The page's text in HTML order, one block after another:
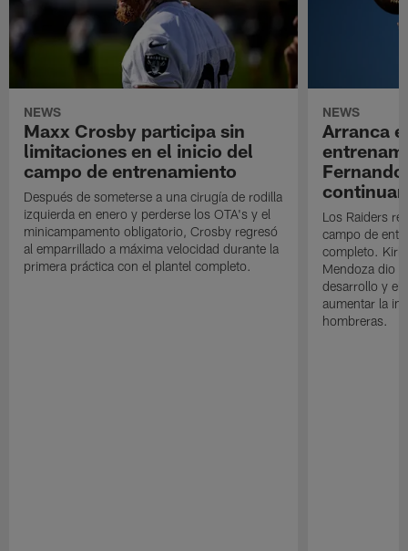
NEWS
Maxx Crosby participa sin
limitaciones en el inicio del
campo de entrenamiento
Después de someterse a una cirugía de rodilla
izquierda en enero y perderse los OTA's y el
minicampamento obligatorio, Crosby regresó
al emparrillado a máxima velocidad durante la
primera práctica con el plantel completo.
NEWS
Arranca
Los Raiders
campo de
completo. Kirk
Mendoza dio
desarrollo y el
aumentar la
hombreras.